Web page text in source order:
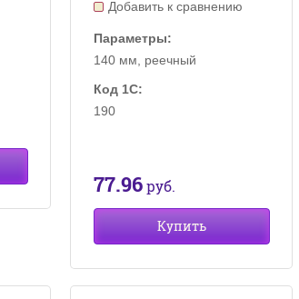
Добавить к сравнению
Параметры:
140 мм, реечный
Код 1С:
190
77.96 руб.
Купить